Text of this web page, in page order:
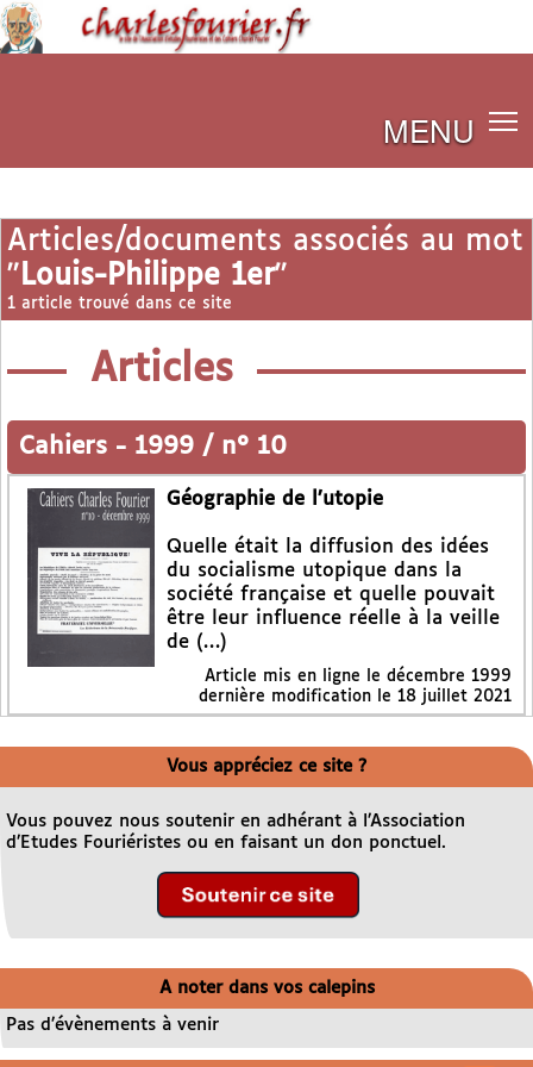
MENU
Articles/documents associés au mot
" Louis-Philippe 1er"
1 article trouvé dans ce site
Articles
Cahiers - 1999 / n° 10
Géographie de l’utopie
Quelle était la diffusion des idées
du socialisme utopique dans la
société française et quelle pouvait
être leur influence réelle à la veille
de (…)
Article mis en ligne le décembre 1999
dernière modification le 18 juillet 2021
Vous appréciez ce site ?
Vous pouvez nous soutenir en adhérant à l’Association
d’Etudes Fouriéristes ou en faisant un don ponctuel.
A noter dans vos calepins
Pas d’évènements à venir